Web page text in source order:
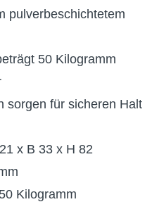
pulverbeschichtetem
50 Kilogramm
sorgen für sicheren Halt
x B 33 x H 82
Kilogramm